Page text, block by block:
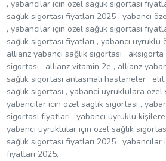
, yabancilar icin ozel saglik sigortasi
sağlık sigortası fiyatları 2025 , yabancı
, yabancılar için özel sağlık sigortası
sağlık sigortası fiyatları , yabancı uyruklu
allianz yabancı sağlık sigortası ,
sigortası , allianz vitamin 2e , allianz
sağlık sigortası anlaşmalı hastaneler ,
sağlık sigortası , yabanci uyruklulara
yabancilar icin ozel saglik sigortasi ,
sigortası fiyatları , yabancı uyruklu
yabancı uyruklular için özel sağlık
sağlık sigortası fiyatları 2025 , yabancılar
fiyatları 2025,